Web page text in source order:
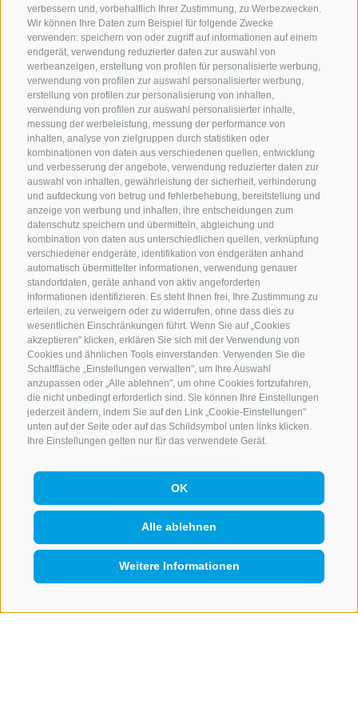
verbessern und, vorbehaltlich Ihrer Zustimmung, zu Werbezwecken.
Wir können Ihre Daten zum Beispiel für folgende Zwecke
verwenden: speichern von oder zugriff auf informationen auf einem
endgerät, verwendung reduzierter daten zur auswahl von
werbeanzeigen, erstellung von profilen für personalisierte werbung,
verwendung von profilen zur auswahl personalisierter werbung,
erstellung von profilen zur personalisierung von inhalten,
verwendung von profilen zur auswahl personalisierter inhalte,
messung der werbeleistung, messung der performance von
inhalten, analyse von zielgruppen durch statistiken oder
kombinationen von daten aus verschiedenen quellen, entwicklung
und verbesserung der angebote, verwendung reduzierter daten zur
auswahl von inhalten, gewährleistung der sicherheit, verhinderung
und aufdeckung von betrug und fehlerbehebung, bereitstellung und
anzeige von werbung und inhalten, ihre entscheidungen zum
datenschutz speichern und übermitteln, abgleichung und
kombination von daten aus unterschiedlichen quellen, verknüpfung
verschiedener endgeräte, identifikation von endgeräten anhand
automatisch übermittelter informationen, verwendung genauer
standortdaten, geräte anhand von aktiv angeforderten
informationen identifizieren. Es steht Ihnen frei, Ihre Zustimmung zu
erteilen, zu verweigern oder zu widerrufen, ohne dass dies zu
wesentlichen Einschränkungen führt. Wenn Sie auf „Cookies
akzeptieren" klicken, erklären Sie sich mit der Verwendung von
Cookies und ähnlichen Tools einverstanden. Verwenden Sie die
Schaltfläche „Einstellungen verwalten", um Ihre Auswahl
anzupassen oder „Alle ablehnen", um ohne Cookies fortzufahren,
die nicht unbedingt erforderlich sind. Sie können Ihre Einstellungen
jederzeit ändern, indem Sie auf den Link „Cookie-Einstellungen"
unten auf der Seite oder auf das Schildsymbol unten links klicken.
Ihre Einstellungen gelten nur für das verwendete Gerät.
OK
Alle ablehnen
Weitere Informationen
KONTAKTIERE UNS
+39 0472 765 521
NEWSLETTER
QUICKLINKS